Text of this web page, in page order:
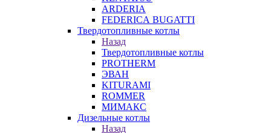
ARDERIA
FEDERICА BUGATTI
Твердотопливные котлы
Назад
Твердотопливные котлы
PROTHERM
ЭВАН
KITURAMI
ROMMER
МИМАКС
Дизельные котлы
Назад